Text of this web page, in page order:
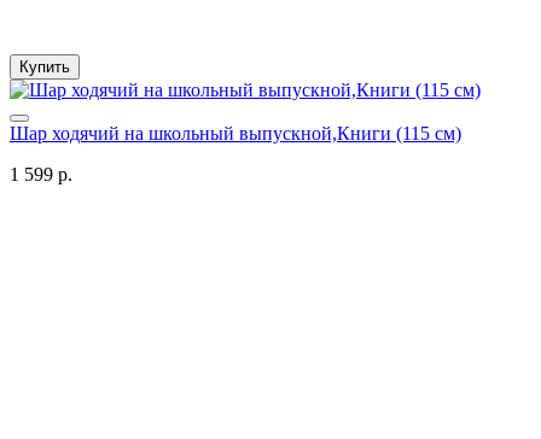
Купить
Шар ходячий на школьный выпускной,Книги (115 см)
1 599 р.